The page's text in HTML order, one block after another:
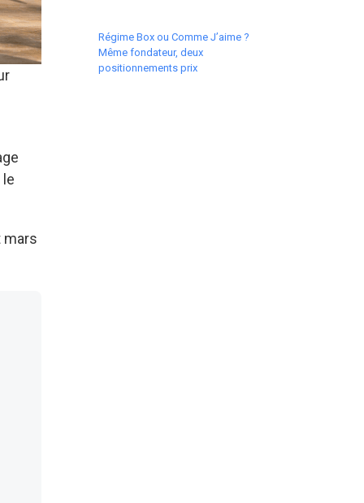
mars
Régime Box ou Comme J’aime ?
Même fondateur, deux
positionnements prix